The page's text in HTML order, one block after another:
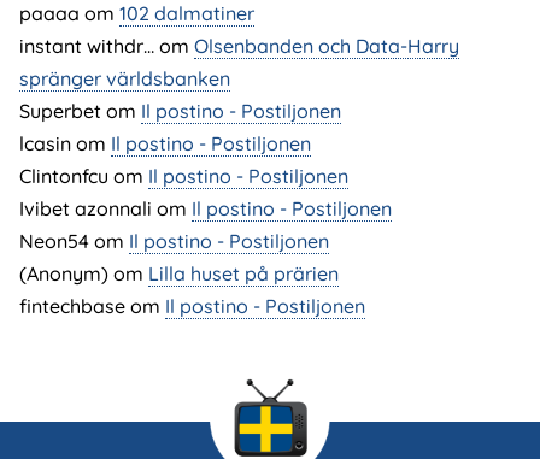
paaaa om 102 dalmatiner
instant withdr… om Olsenbanden och Data-Harry
spränger världsbanken
Superbet om Il postino - Postiljonen
lcasin om Il postino - Postiljonen
Clintonfcu om Il postino - Postiljonen
Ivibet azonnali om Il postino - Postiljonen
Neon54 om Il postino - Postiljonen
(Anonym) om Lilla huset på prärien
fintechbase om Il postino - Postiljonen